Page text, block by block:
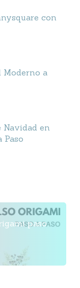
con
Moderno a
Navidad en
Paso
paso